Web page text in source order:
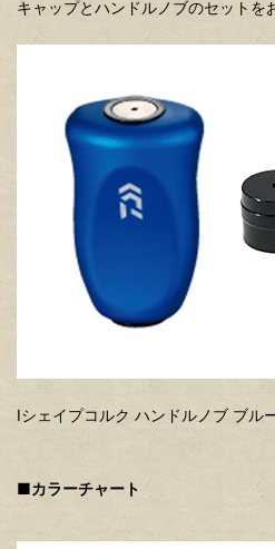
キャップとハンドルノブのセットを
Iシェイプコルク ハンドルノブ ブル
■カラーチャート